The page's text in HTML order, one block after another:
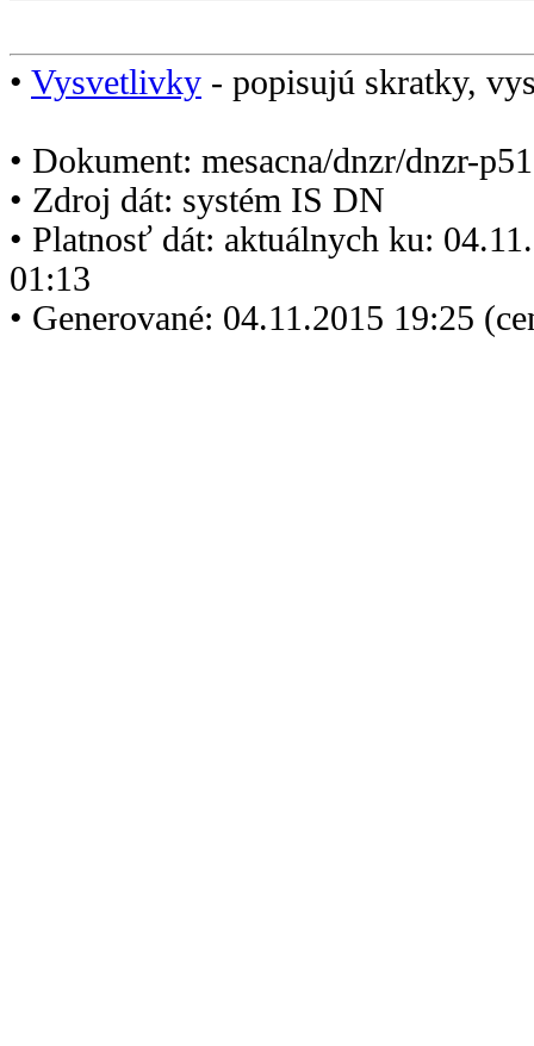
• Vysvetlivky - popisujú skratky,
• Dokument: mesacna/dnzr/dnzr-
• Zdroj dát: systém IS DN
• Platnosť dát: aktuálnych ku:
01:13
• Generované: 04.11.2015 19:25